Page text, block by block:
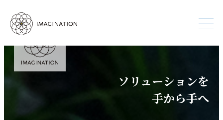
ソリューションを
手から手へ